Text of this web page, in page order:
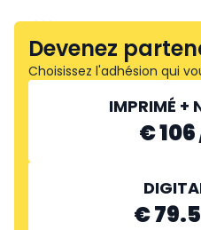
HACOS
Devenez
Choisissez l'adhésion qui
IMPRIMÉ +
€ 106
€ 79.5